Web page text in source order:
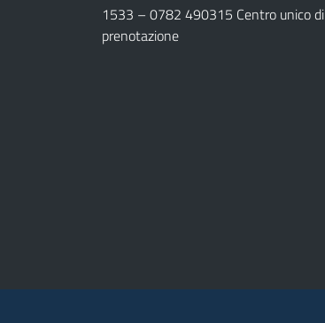
1533 – 0782 490315 Centro unico di
prenotazione